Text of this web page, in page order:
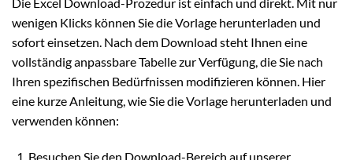
wenigen Klicks können Sie die Vorlage herunterladen und
sofort einsetzen. Nach dem Download steht Ihnen eine
vollständig anpassbare Tabelle zur Verfügung, die Sie nach
Ihren spezifischen Bedürfnissen modifizieren können. Hier
eine kurze Anleitung, wie Sie die Vorlage herunterladen und
verwenden können:
Besuchen Sie den Download-Bereich auf unserer